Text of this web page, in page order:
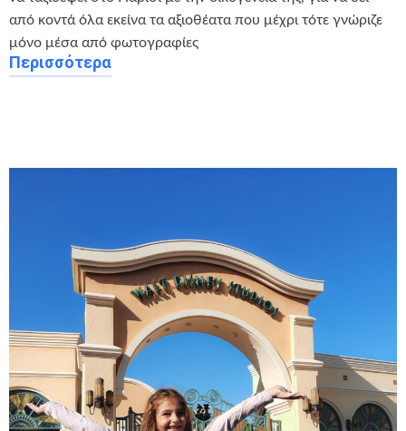
από κοντά όλα εκείνα τα αξιοθέατα που μέχρι τότε γνώριζε
μόνο μέσα από φωτογραφίες
Περισσότερα